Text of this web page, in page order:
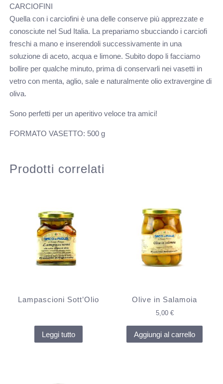
CARCIOFINI
Quella con i carciofini è una delle conserve più apprezzate e
conosciute nel Sud Italia. La prepariamo sbucciando i carciofi
freschi a mano e inserendoli successivamente in una
soluzione di aceto, acqua e limone. Subito dopo li facciamo
bollire per qualche minuto, prima di conservarli nei vasetti in
vetro con menta, aglio, sale e naturalmente olio extravergine di
oliva.
Sono perfetti per un aperitivo veloce tra amici!
FORMATO VASETTO: 500 g
Prodotti correlati
Lampascioni Sott’Olio
Leggi tutto
Olive in Salamoia
5,00 €
Aggiungi al carrello